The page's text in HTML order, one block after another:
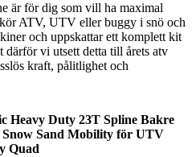
är för dig som vill ha maximal
ATV, UTV eller buggy i snö och
och uppskattar ett komplett kit
vi utsett detta till årets atv
kraft, pålitlighet och
Heavy Duty 23T Spline Bakre
Sand Mobility för UTV
Quad